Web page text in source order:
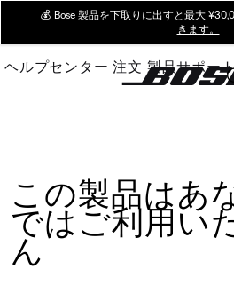
Main
💰 Bose 製品を下取りに出すと最大
きます。
ヘルプセンター 注文 製品サポー
この製品はあ
ではご利用い
ん